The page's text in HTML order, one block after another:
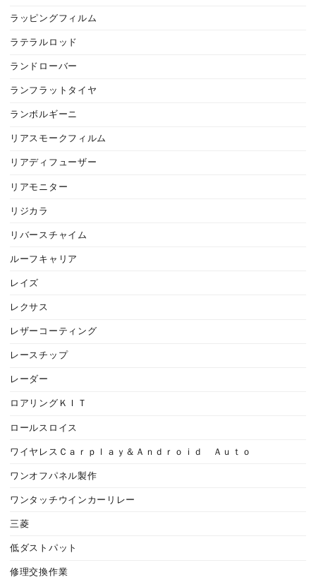
ラッピングフィルム
ラテラルロッド
ランドローバー
ランフラットタイヤ
ランボルギーニ
リアスモークフィルム
リアディフューザー
リアモニター
リジカラ
リバースチャイム
ルーフキャリア
レイズ
レクサス
レザーコーティング
レースチップ
レーダー
ロアリングＫＩＴ
ロールスロイス
ワイヤレスＣａｒｐｌａｙ＆Ａｎｄｒｏｉｄ Ａｕｔｏ
ワンオフパネル製作
ワンタッチウインカーリレー
三菱
低ダストパット
修理交換作業